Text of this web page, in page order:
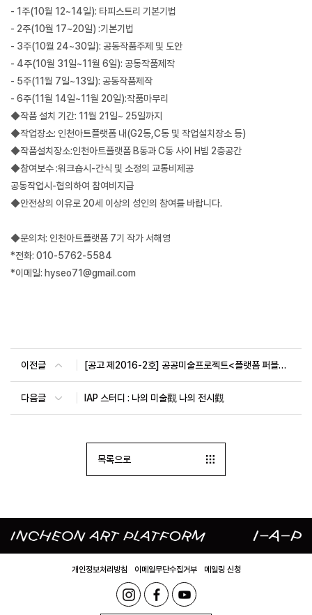
- 1주(10월 12~14일): 타피스트리 기본기법
- 2주(10월 17~20일) :기본기법
- 3주(10월 24~30일): 공동작품주제 및 도안
- 4주(10월 31일~11월 6일): 공동작품제작
- 5주(11월 7일~13일): 공동작품제작
- 6주(11월 14일~11월 20일):작품마무리
◆작품 설치 기간: 11월 21일~ 25일까지
◆작업장소: 인천아트플랫폼 내(G2동,C동 및 작업설치장소 등)
◆작품설치장소:인천아트플랫폼 B동과 C동 사이 H빔 2층공간
◆참여보수 :워크숍시-간식 및 소정의 교통비제공
공동작업시-협의하여 참여비지급
◆안전상의 이유로 20세 이상의 성인의 참여를 바랍니다.
◆문의처: 인천아트플랫폼 7기 작가 서해영
*전화: 010-5762-5584
*이메일: hyseo71@gmail.com
이전글 [공고 제2016-2호] 공공미술프로젝트<플랫폼 퍼블릭 아트 프로덕션-PPP> 작품 공모
다음글 IAP 스터디 : 나의 미술觀 나의 전시觀
목록으로
개인정보처리방침 이메일무단수집거부 메일링 신청